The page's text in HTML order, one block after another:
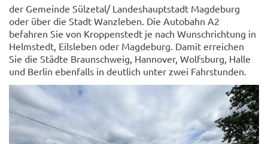
der Gemeinde Sülzetal/ Landeshauptstadt Magdeburg
oder über die Stadt Wanzleben. Die Autobahn A2
befahren Sie von Kroppenstedt je nach Wunschrichtung in
Helmstedt, Eilsleben oder Magdeburg. Damit erreichen
Sie die Städte Braunschweig, Hannover, Wolfsburg, Halle
und Berlin ebenfalls in deutlich unter zwei Fahrstunden.